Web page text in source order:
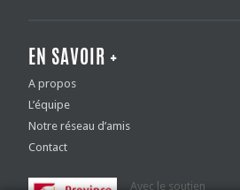
EN SAVOIR +
A propos
L’équipe
Notre réseau d’amis
Contact
Avec le soutien